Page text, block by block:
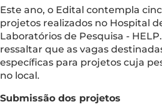
Este ano, o Edital contempla
projetos realizados no Hospital
Laboratórios de Pesquisa -
ressaltar que as vagas
específicas para projetos cuja
no local.
Submissão dos projetos